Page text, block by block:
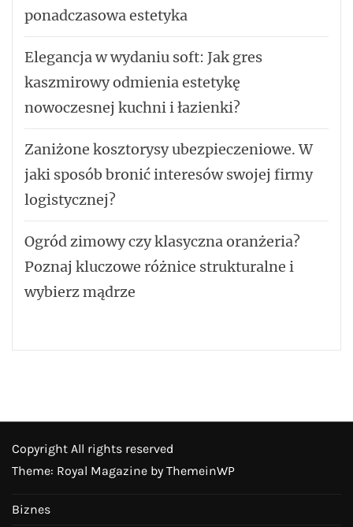
ponadczasowa estetyka
Elegancja w wydaniu soft: Jak gres
kaszmirowy odmienia estetykę
nowoczesnej kuchni i łazienki?
Zaniżone kosztorysy ubezpieczeniowe. W
jaki sposób bronić interesów swojej firmy
logistycznej?
Ogród zimowy czy klasyczna oranżeria?
Poznaj kluczowe różnice strukturalne i
wybierz mądrze
Copyright All rights reserved
Theme: Royal Magazine by ThemeinWP
Biznes